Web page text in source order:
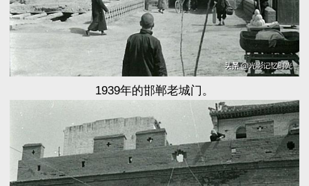
1939年的邯郸老城门。